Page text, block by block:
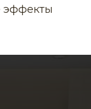
эффекты